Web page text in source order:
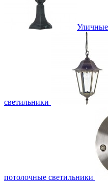
светильники
потолочные светильники